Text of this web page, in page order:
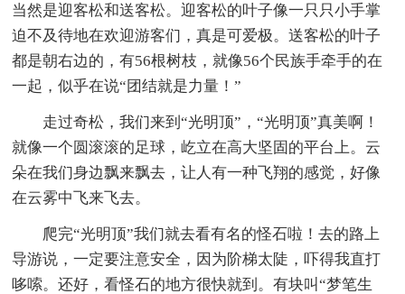
当然是迎客松和送客松。迎客松的叶子像一只只小手掌
迫不及待地在欢迎游客们，真是可爱极。送客松的叶子
都是朝右边的，有56根树枝，就像56个民族手牵手的在
一起，似乎在说“团结就是力量！”
走过奇松，我们来到“光明顶”，“光明顶”真美啊！
就像一个圆滚滚的足球，屹立在高大坚固的平台上。云
朵在我们身边飘来飘去，让人有一种飞翔的感觉，好像
在云雾中飞来飞去。
爬完“光明顶”我们就去看有名的怪石啦！去的路上
导游说，一定要注意安全，因为阶梯太陡，吓得我直打
哆嗦。还好，看怪石的地方很快就到。有块叫“梦笔生